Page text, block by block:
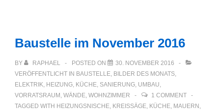
Baustelle im November 2016
BY RAPHAEL POSTED ON
30. NOVEMBER 2016
VERÖFFENTLICHT IN BAUSTELLE, BILDER DES MONATS,
ELEKTRIK, HEIZUNG, KÜCHE, SANIERUNG, UMBAU,
VORRATSRAUM , WÄNDE, WOHNZIMMER
1 COMMENT
TAGGED WITH HEIZUNGSNISCHE, KREISSÄGE, KÜCHE, MAUERN ,